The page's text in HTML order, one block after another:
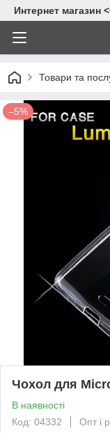
Интернет магазин
Товари та
–5%
Чохол для
В наявності
Код: 04332
Опт і